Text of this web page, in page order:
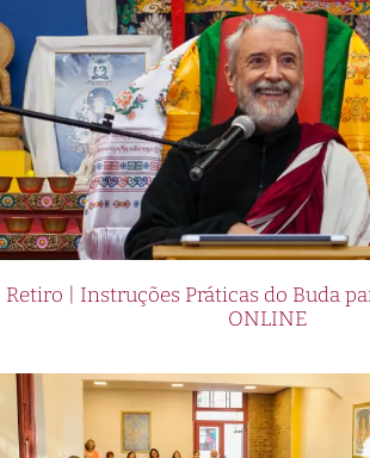
Retiro | Instruções Práticas do Buda
ONLINE